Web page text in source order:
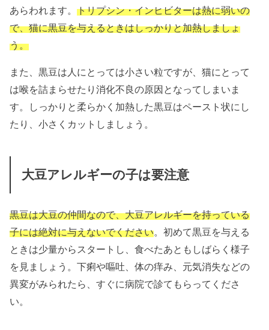
あらわれます。トリプシン・インヒビターは熱に弱いの
で、猫に黒豆を与えるときはしっかりと加熱しましょ
う。
また、黒豆は人にとっては小さい粒ですが、猫にとって
は喉を詰まらせたり消化不良の原因となってしまいま
す。しっかりと柔らかく加熱した黒豆はペースト状にし
たり、小さくカットしましょう。
大豆アレルギーの子は要注意
黒豆は大豆の仲間なので、大豆アレルギーを持っている
子には絶対に与えないでください。初めて黒豆を与える
ときは少量からスタートし、食べたあともしばらく様子
を見ましょう。下痢や嘔吐、体の痒み、元気消失などの
異変がみられたら、すぐに病院で診てもらってくださ
い。